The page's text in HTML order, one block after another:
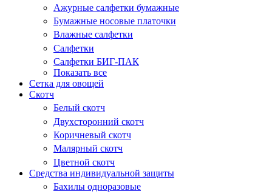
Ажурные салфетки бумажные
Бумажные носовые платочки
Влажные салфетки
Салфетки
Салфетки БИГ-ПАК
Показать все
Сетка для овощей
Скотч
Белый скотч
Двухсторонний скотч
Коричневый скотч
Малярный скотч
Цветной скотч
Средства индивидуальной защиты
Бахилы одноразовые